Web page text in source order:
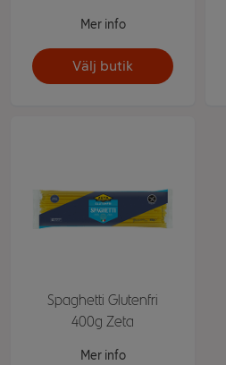
Mer info
Välj butik
Spaghetti Glutenfri
400g Zeta
Mer info